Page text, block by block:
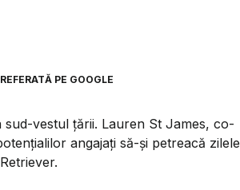
PE GOOGLE
vestul țării. Lauren St James, co-
angajați să-și petreacă zilele